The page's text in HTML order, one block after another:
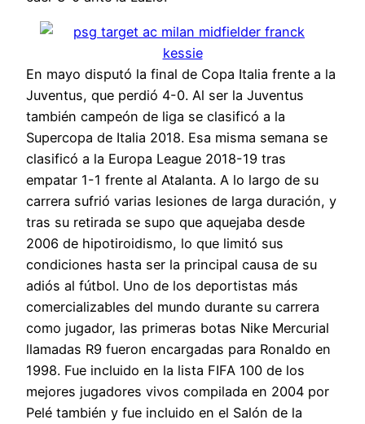
En mayo disputó la final de Copa Italia frente a la
Juventus, que perdió 4-0. Al ser la Juventus
también campeón de liga se clasificó a la
Supercopa de Italia 2018. Esa misma semana se
clasificó a la Europa League 2018-19 tras
empatar 1-1 frente al Atalanta. A lo largo de su
carrera sufrió varias lesiones de larga duración, y
tras su retirada se supo que aquejaba desde
2006 de hipotiroidismo, lo que limitó sus
condiciones hasta ser la principal causa de su
adiós al fútbol. Uno de los deportistas más
comercializables del mundo durante su carrera
como jugador, las primeras botas Nike Mercurial
llamadas R9 fueron encargadas para Ronaldo en
1998. Fue incluido en la lista FIFA 100 de los
mejores jugadores vivos compilada en 2004 por
Pelé también y fue incluido en el Salón de la